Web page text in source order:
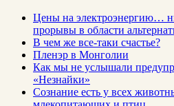
Цены на электроэнергию…
прорывы в области
В чем же все-таки счастье?
Пленэр в Монголии
Как мы не услышали
«Незнайки»
Сознание есть у всех